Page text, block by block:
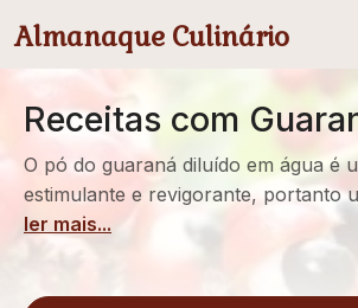
Almanaque Culinário
Receitas com
O pó do guaraná diluído em água é
estimulante e revigorante, portanto
ler mais...